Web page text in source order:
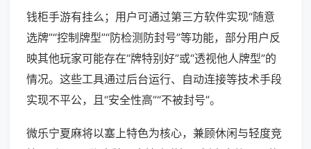
钱柜手游有挂么；用户可通过第三方软件实现“随意
选牌”“控制牌型”“防检测防封号”等功能，部分用户反
映其他玩家可能存在“牌特别好”或“透视他人牌型”的
情况。这些工具通过后台运行、自动连接等技术手段
实现不平公，且“安全性高”“不被封号”。
微乐宁夏麻将以塞上特色为核心，兼顾休闲与轻度竞